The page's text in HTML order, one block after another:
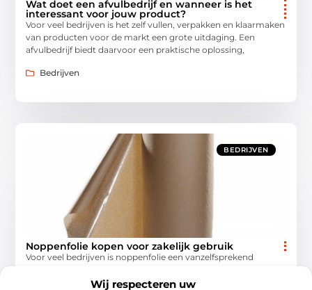
Wij respecteren uw
Wat doet een afvulbedrijf en wanneer is het
interessant voor jouw product?
Voor veel bedrijven is het zelf vullen, verpakken en klaarmaken
van producten voor de markt een grote uitdaging. Een
afvulbedrijf biedt daarvoor een praktische oplossing,
Bedrijven
BEDRIJVEN
Noppenfolie kopen voor zakelijk gebruik
Voor veel bedrijven is noppenfolie een vanzelfsprekend
lijkt een simpele aankoop. Toch zit er achter